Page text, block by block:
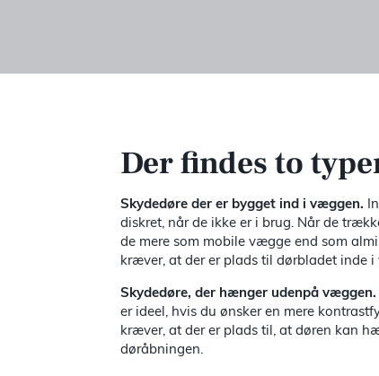
Der findes to
Skydedøre der er bygget ind i væggen.
diskret, når de ikke er i brug. Når de
de mere som mobile vægge end som
kræver, at der er plads til dørbladet inde
Skydedøre, der hænger udenpå væggen.
er ideel, hvis du ønsker en mere
kræver, at der er plads til, at døren kan
døråbningen.